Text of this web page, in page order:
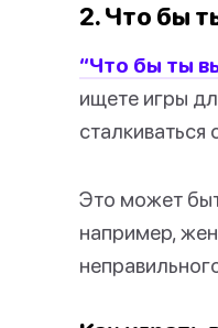
2. Что бы
“Что бы ты
ищете игры
Это может
например,